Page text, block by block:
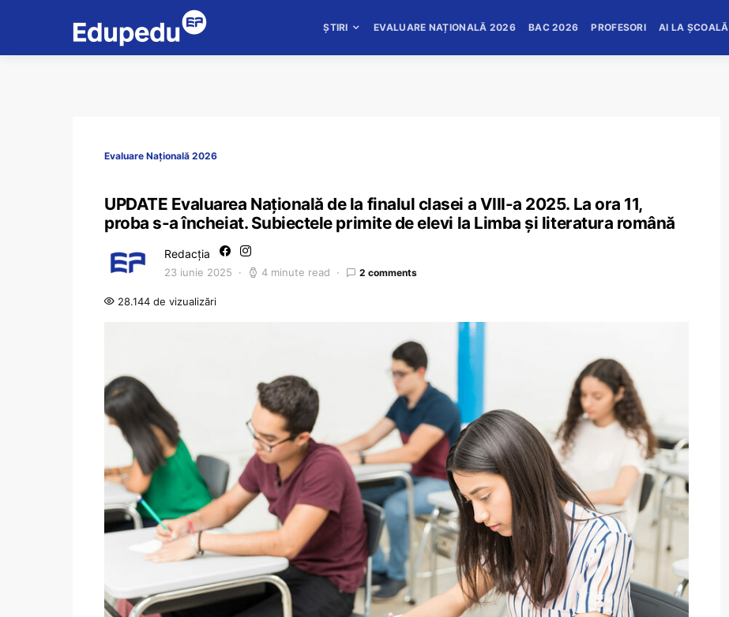
ȘTIRI EVALUARE NAȚIONALĂ 2026 BAC 2026 PROFESORI AI LA ȘCOALĂ
Evaluare Națională 2026
UPDATE Evaluarea Națională de la finalul clasei a VIII-a 2025. La ora 11,
proba s-a încheiat. Subiectele primite de elevi la Limba și literatura română
Redacția
23 iunie 2025 4 minute read 2 comments
28.144 de vizualizări